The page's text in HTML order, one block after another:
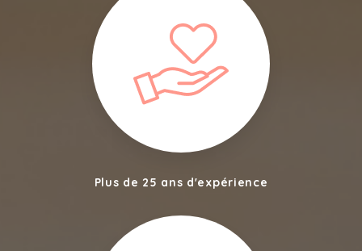
Plus de 25 ans d'expérience